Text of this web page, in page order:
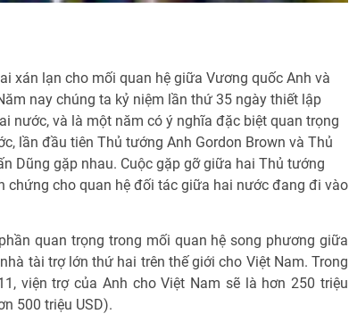
xán lạn cho mối quan hệ giữa Vương quốc Anh và
nay chúng ta kỷ niệm lần thứ 35 ngày thiết lập
nước, và là một năm có ý nghĩa đặc biệt quan trọng
lần đầu tiên Thủ tướng Anh Gordon Brown và Thủ
Dũng gặp nhau. Cuộc gặp gỡ giữa hai Thủ tướng
chứng cho quan hệ đối tác giữa hai nước đang đi vào
quan trọng trong mối quan hệ song phương giữa
tài trợ lớn thứ hai trên thế giới cho Việt Nam. Trong
viện trợ của Anh cho Việt Nam sẽ là hơn 250 triệu
500 triệu USD).